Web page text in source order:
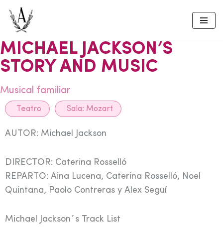
Skip
to
content
MICHAEL JACKSON’S
STORY AND MUSIC
Musical familiar
Teatro Sala: Mozart
AUTOR: Michael Jackson
DIRECTOR: Caterina Rosselló
REPARTO: Aina Lucena, Caterina Rosselló, Noel
Quintana, Paolo Contreras y Alex Seguí
Michael Jackson´s Track List